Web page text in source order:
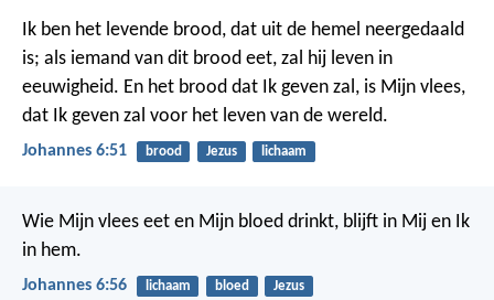
Ik ben het levende brood, dat uit de hemel neergedaald
is; als iemand van dit brood eet, zal hij leven in
eeuwigheid. En het brood dat Ik geven zal, is Mijn vlees,
dat Ik geven zal voor het leven van de wereld.
Johannes 6:51 brood Jezus lichaam
Wie Mijn vlees eet en Mijn bloed drinkt, blijft in Mij en Ik
in hem.
Johannes 6:56 lichaam bloed Jezus